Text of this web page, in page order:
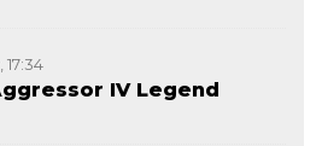
17:34
IV Legend